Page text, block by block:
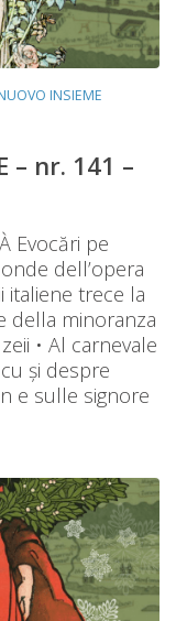
INSIEME
– nr. 141 –
Evocări pe
dell’opera
trece la
della minoranza
• Al carnevale
și despre
e sulle signore